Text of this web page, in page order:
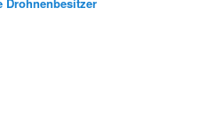
Drohnenbesitzer